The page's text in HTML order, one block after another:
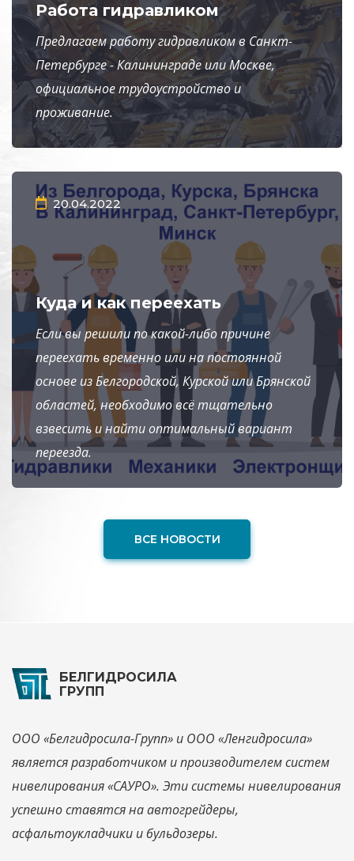
Работа гидравликом
Предлагаем работу гидравликом в Санкт-
Петербурге - Калининграде или Москве,
официальное трудоустройство и
проживание.
20.04.2022
Куда и как переехать
Если вы решили по какой-либо причине
переехать временно или на постоянной
основе из Белгородской, Курской или Брянской
областей, необходимо всё тщательно
взвесить и найти оптимальный вариант
переезда.
ВСЕ НОВОСТИ
БЕЛГИДРОСИЛА
ГРУПП
ООО «Белгидросила-Групп» и ООО «Ленгидросила»
является разработчиком и производителем систем
нивелирования «САУРО». Эти системы нивелирования
успешно ставятся на автогрейдеры,
асфальтоукладчики и бульдозеры.